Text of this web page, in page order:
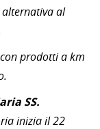
alternativa al
prodotti a km
SS.
inizia il 22